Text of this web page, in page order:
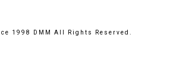
1998 DMM All Rights Reserved.